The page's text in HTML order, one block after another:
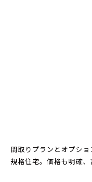
間取りプランとオプシ
規格住宅。価格も明確、